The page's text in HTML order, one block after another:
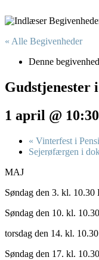
« Alle Begivenheder
Denne
Gudstjenester
1 april @ 10:30
« Vinterfest i
Sejerøfærgen i
MAJ
Søndag den 3. kl. 10.30
Søndag den 10. kl.
torsdag den 14. kl.
Søndag den 17. kl.